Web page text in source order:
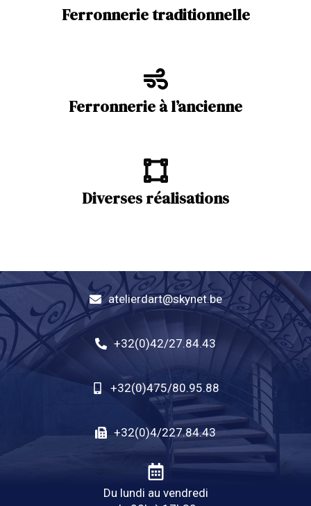
Ferronnerie traditionnelle
Ferronnerie à l’ancienne
Diverses réalisations
atelierdart@skynet.be
+32(0)42/27.84.43
+32(0)475/80.95.88
+32(0)4/227.84.43
Du lundi au vendredi